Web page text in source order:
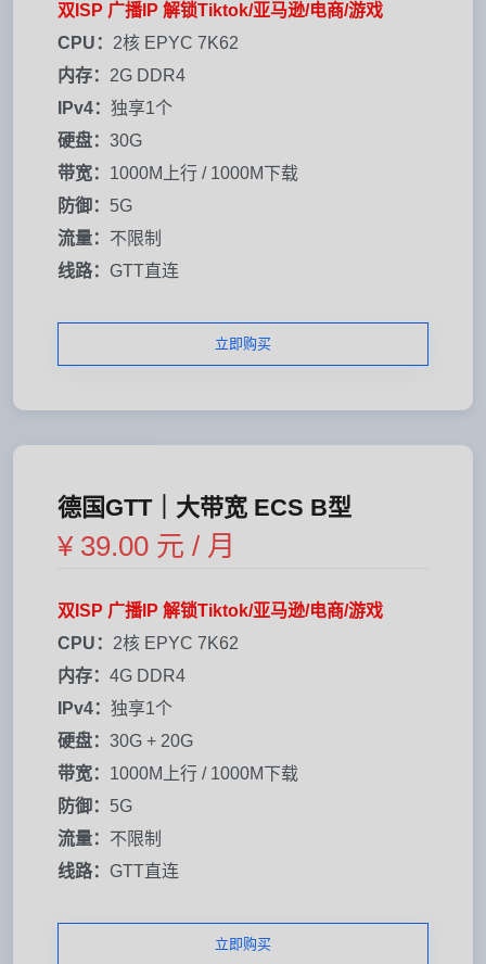
双ISP 广播IP 解锁Tiktok/亚马逊/电商/游戏
CPU： 2核 EPYC 7K62
内存： 2G DDR4
IPv4： 独享1个
硬盘： 30G
带宽： 1000M上行 / 1000M下载
防御： 5G
流量： 不限制
线路： GTT直连
立即购买
德国GTT｜大带宽 ECS B型
¥ 39.00 元 / 月
双ISP 广播IP 解锁Tiktok/亚马逊/电商/游戏
CPU： 2核 EPYC 7K62
内存： 4G DDR4
IPv4： 独享1个
硬盘： 30G + 20G
带宽： 1000M上行 / 1000M下载
防御： 5G
流量： 不限制
线路： GTT直连
立即购买